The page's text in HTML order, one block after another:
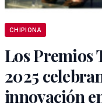
CHIPIONA
Los Premios
2025
innovación